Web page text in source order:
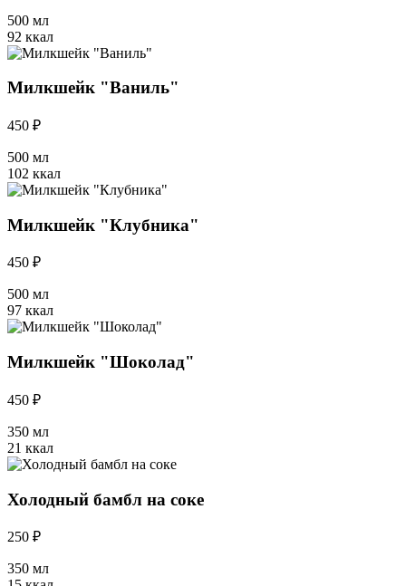
500 мл
92 ккал
Милкшейк "Ваниль"
450 ₽
500 мл
102 ккал
Милкшейк "Клубника"
450 ₽
500 мл
97 ккал
Милкшейк "Шоколад"
450 ₽
350 мл
21 ккал
Холодный бамбл на соке
250 ₽
350 мл